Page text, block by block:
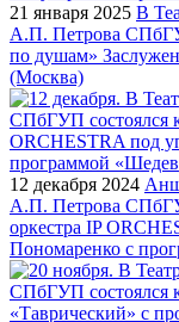
21 января 2025 В
А.П. Петрова
по душам»
(Москва)
12 декабря 2024
А.П. Петрова
оркестра IP
Пономаренко с